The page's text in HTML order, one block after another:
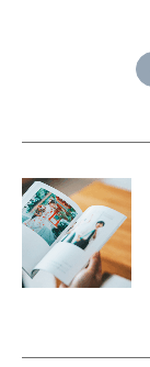
ナ
ビ
ゲ
ー